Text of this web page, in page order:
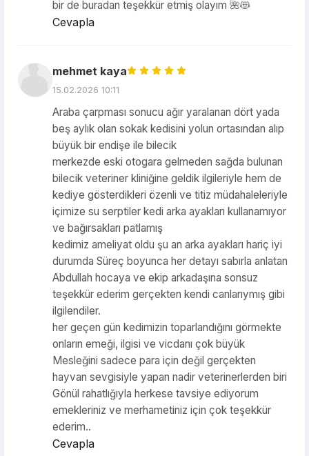
bir de buradan teşekkür etmiş olayım 🌺😻
Cevapla
mehmet kaya
15.02.2026 10:11
Araba çarpması sonucu ağır yaralanan dört yada
beş aylık olan sokak kedisini yolun ortasından alıp
büyük bir endişe ile bilecik
merkezde eski otogara gelmeden sağda bulunan
bilecik veteriner kliniğine geldik ilgileriyle hem de
kediye gösterdikleri özenli ve titiz müdahaleleriyle
içimize su serptiler kedi arka ayakları kullanamıyor
ve bağırsakları patlamış
kedimiz ameliyat oldu şu an arka ayakları hariç iyi
durumda Süreç boyunca her detayı sabırla anlatan
Abdullah hocaya ve ekip arkadaşına sonsuz
teşekkür ederim gerçekten kendi canlarıymış gibi
ilgilendiler.
her geçen gün kedimizin toparlandığını görmekte
onların emeği, ilgisi ve vicdanı çok büyük
Mesleğini sadece para için değil gerçekten
hayvan sevgisiyle yapan nadir veterinerlerden biri
Gönül rahatlığıyla herkese tavsiye ediyorum
emekleriniz ve merhametiniz için çok teşekkür
ederim..
Cevapla